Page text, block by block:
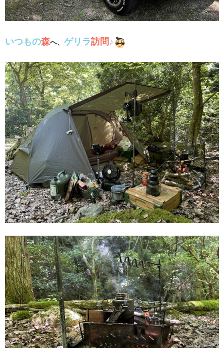
いつもの森へ、 ゲリラ訪問 ♪